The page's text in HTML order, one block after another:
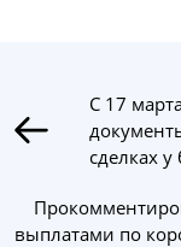
С 17
сделках
выплатами по